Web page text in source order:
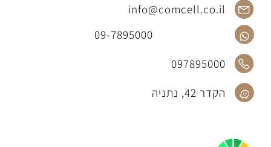
info@comcell.co.il
09-7895000
097895000
הקדר 42, נתניה